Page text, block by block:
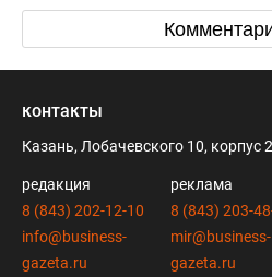
контакты
Казань, Лобачевского 10, корпус 2
редакция
8 (843) 202-12-10
info@business-
gazeta.ru
реклама
8 (843) 203-
mir@business-
gazeta.ru